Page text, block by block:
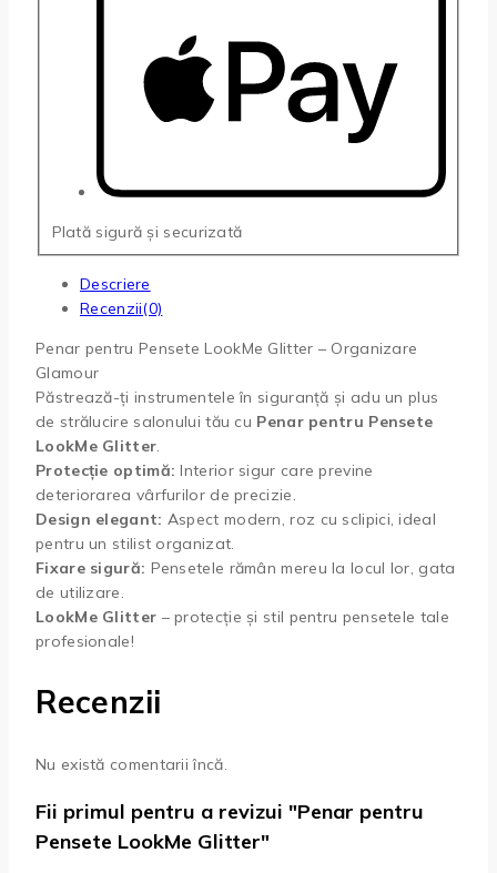
Plată sigură și securizată
Descriere
Recenzii(0)
Penar pentru Pensete LookMe Glitter – Organizare
Glamour
Păstrează-ți instrumentele în siguranță și adu un plus
de strălucire salonului tău cu Penar pentru Pensete
LookMe Glitter.
Protecție optimă: Interior sigur care previne
deteriorarea vârfurilor de precizie.
Design elegant: Aspect modern, roz cu sclipici, ideal
pentru un stilist organizat.
Fixare sigură: Pensetele rămân mereu la locul lor, gata
de utilizare.
LookMe Glitter – protecție și stil pentru pensetele tale
profesionale!
Recenzii
Nu există comentarii încă.
Fii primul pentru a revizui "Penar pentru
Pensete LookMe Glitter"